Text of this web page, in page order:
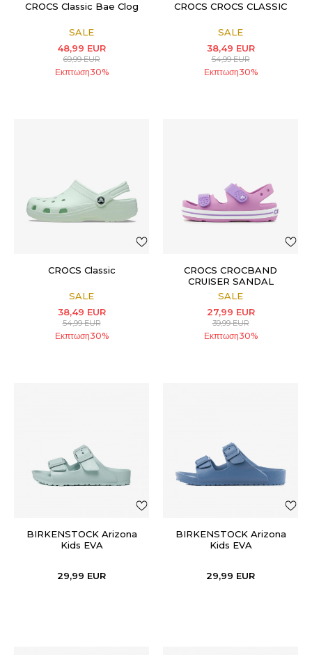
CROCS Classic Bae Clog
SALE
48,99 EUR
69,99EUR
Εκπτωση30%
CROCS CROCS CLASSIC
SALE
38,49 EUR
54,99EUR
Εκπτωση30%
CROCS Classic
SALE
38,49 EUR
54,99EUR
Εκπτωση30%
CROCS CROCBAND
CRUISER SANDAL
SALE
27,99 EUR
39,99EUR
Εκπτωση30%
BIRKENSTOCK Arizona
Kids EVA
29,99 EUR
BIRKENSTOCK Arizona
Kids EVA
29,99 EUR